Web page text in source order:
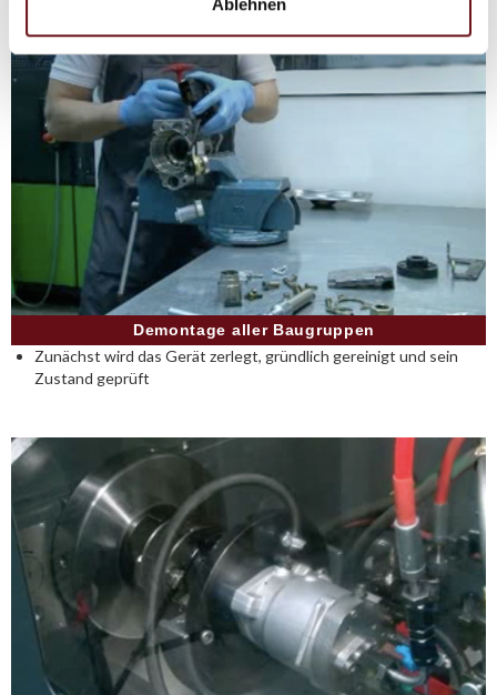
Demontage aller Baugruppen
Zunächst wird das Gerät zerlegt, gründlich gereinigt und sein
Zustand geprüft